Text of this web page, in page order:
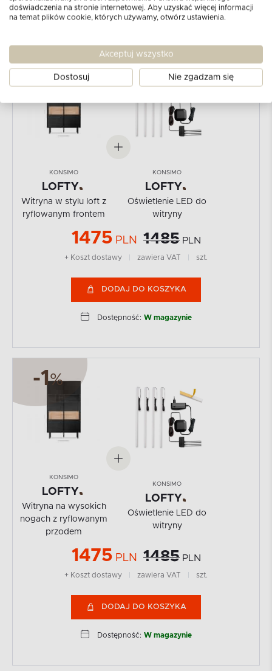
Dostępność: W magazynie
-1 %
KONSIMO
LOFTY
Witryna w stylu loft z
ryflowanym frontem
KONSIMO
LOFTY
Oświetlenie LED do
witryny
1475 PLN 1485 PLN
+ Koszt dostawy zawiera VAT szt.
DODAJ DO KOSZYKA
Dostępność: W magazynie
-1%
KONSIMO
LOFTY
Witryna na wysokich
nogach z ryflowanym
przodem
KONSIMO
LOFTY
Oświetlenie LED do
witryny
1475 PLN 1485 PLN
+ Koszt dostawy zawiera VAT szt.
DODAJ DO KOSZYKA
Dostępność: W magazynie
doświadczenia na stronie internetowej. Aby uzyskać więcej informacji
na temat plików cookie, których używamy, otwórz ustawienia.
Akceptuj wszystko
Dostosuj Nie zgadzam się